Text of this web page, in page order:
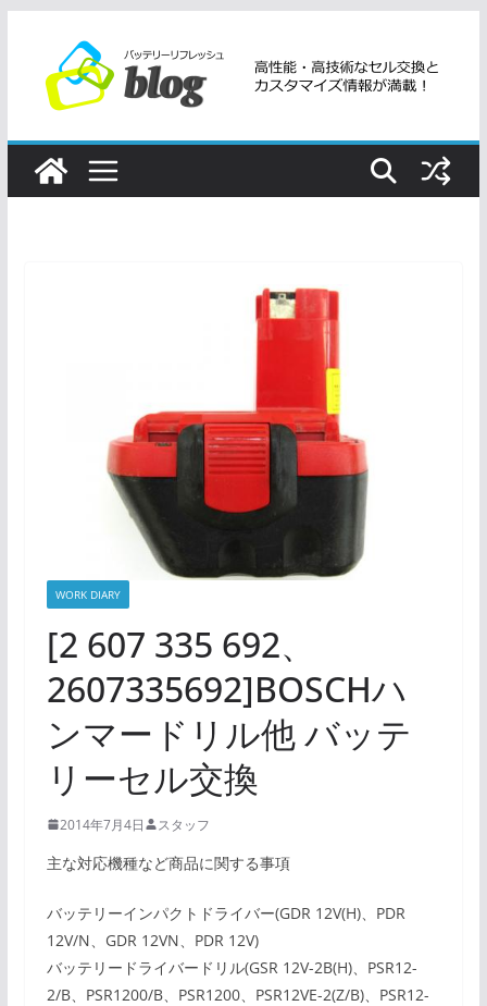
ツ
WORK DIARY
[2 607 335 692、
2607335692]BOSCHハ
ンマードリル他 バッテ
リーセル交換
2014年7月4日 スタッフ
主な対応機種など商品に関する事項
バッテリーインパクトドライバー(GDR 12V(H)、PDR
12V/N、GDR 12VN、PDR 12V)
バッテリードライバードリル(GSR 12V-2B(H)、PSR12-
2/B、PSR1200/B、PSR1200、PSR12VE-2(Z/B)、PSR12-